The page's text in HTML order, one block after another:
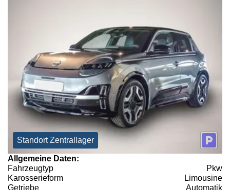
Standort Zentrallager
Allgemeine Daten:
Fahrzeugtyp
Pkw
Karosserieform
Limousine
Getriebe
Automatik